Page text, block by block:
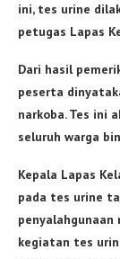
ini, tes urine
petugas Lapas
Dari hasil
peserta
narkoba. Tes ini
seluruh warga
Kepala Lapas
pada tes urine
penyalahgunaan
kegiatan tes